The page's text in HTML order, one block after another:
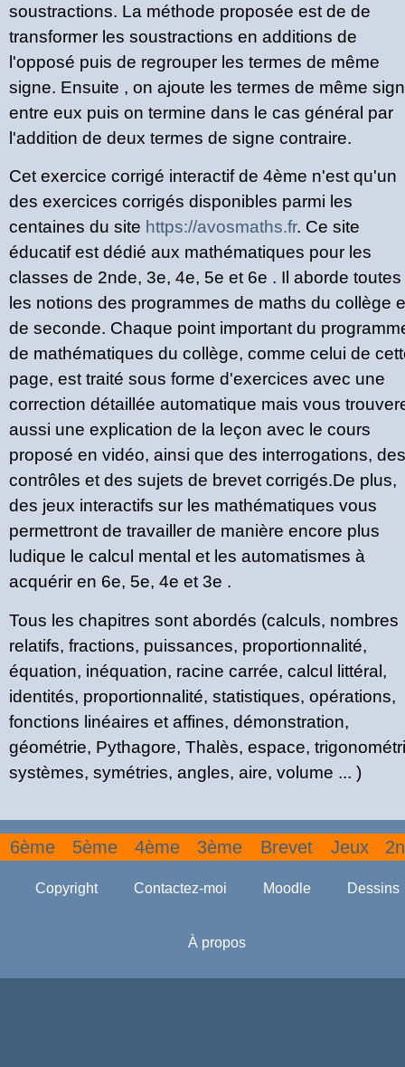
soustractions. La méthode proposée est de de
transformer les soustractions en additions de
l'opposé puis de regrouper les termes de même
signe. Ensuite , on ajoute les termes de même
entre eux puis on termine dans le cas général par
l'addition de deux termes de signe contraire.
Cet exercice corrigé interactif de 4ème n'est qu'un
des exercices corrigés disponibles parmi les
centaines du site https://avosmaths.fr. Ce site
éducatif est dédié aux mathématiques pour les
classes de 2nde, 3e, 4e, 5e et 6e . Il aborde toutes
les notions des programmes de maths du collège
de seconde. Chaque point important du
de mathématiques du collège, comme celui de
page, est traité sous forme d'exercices avec une
correction détaillée automatique mais vous
aussi une explication de la leçon avec le cours
proposé en vidéo, ainsi que des interrogations, des
contrôles et des sujets de brevet corrigés.De plus,
des jeux interactifs sur les mathématiques vous
permettront de travailler de manière encore plus
ludique le calcul mental et les automatismes à
acquérir en 6e, 5e, 4e et 3e .
Tous les chapitres sont abordés (calculs, nombres
relatifs, fractions, puissances, proportionnalité,
équation, inéquation, racine carrée, calcul littéral,
identités, proportionnalité, statistiques, opérations,
fonctions linéaires et affines, démonstration,
géométrie, Pythagore, Thalès, espace,
systèmes, symétries, angles, aire, volume ... )
6ème 5ème 4ème 3ème Brevet Jeux
Copyright Contactez-moi Moodle Dessins
À propos